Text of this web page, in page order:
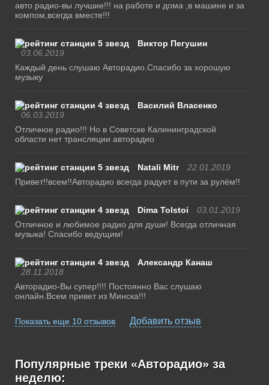
авто радио-вы лучшие!!! на работе и дома ,в машине и за
компом,всегда вместе!!!
Виктор Пегушин
03.06.2019
Каждый день слушаю Авторадио.Спасибо за хорошую
музыку
Василий Власенко
06.03.2019
Отличное радио!!! Но в Советске Калининградской
области нет трансляции авторадио
Natali Mitr
22.01.2019
Привет!!всем!!Авторадио всегда радует в пути за рулём!!
Dima Tolstoi
03.01.2019
Отличное и любимое радио для души! Всегда отличная
музыка! Спасибо ведущим!
Александр Канаш
28.11.2018
Авторадио-Вы супер!!!! Постоянно Вас слушаю
онлайн.Всем привет из Минска!!!
Показать еще 10 отзывов Добавить отзыв
Популярные треки «Авторадио» за
неделю: